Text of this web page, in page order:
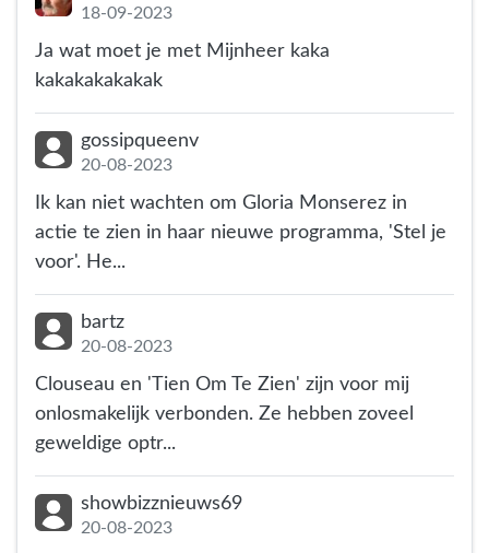
18-09-2023
Ja wat moet je met Mijnheer kaka
kakakakakakak
gossipqueenv
20-08-2023
Ik kan niet wachten om Gloria Monserez in
actie te zien in haar nieuwe programma, 'Stel je
voor'. He...
bartz
20-08-2023
Clouseau en 'Tien Om Te Zien' zijn voor mij
onlosmakelijk verbonden. Ze hebben zoveel
geweldige optr...
showbizznieuws69
20-08-2023